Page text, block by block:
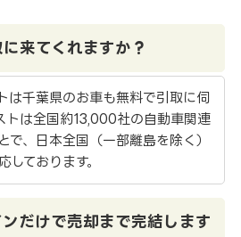
来てくれますか？
は千葉県のお車も無料で引取に伺
トは全国約13,000社の自動車関連
で、日本全国（一部離島を除く）
しております。
だけで売却まで完結します